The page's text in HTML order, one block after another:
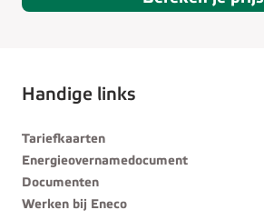
Handige links
Tariefkaarten
Energieovernamedocument
Documenten
Werken bij Eneco